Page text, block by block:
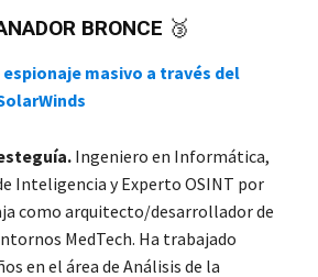
BRONCE 🥉
espionaje masivo a través del
Ingeniero en Informática,
Inteligencia y Experto OSINT por
como arquitecto/desarrollador de
MedTech. Ha trabajado
en el área de Análisis de la